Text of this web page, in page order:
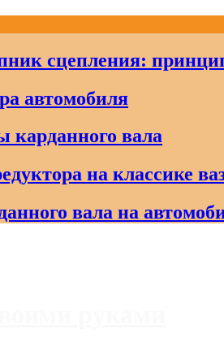
сцепления:
автомобиля
карданного вала
на классике
вала на